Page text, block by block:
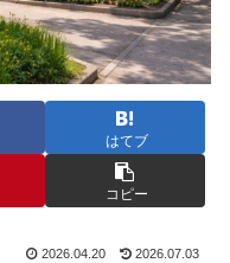
はてブ
コピー
2026.04.20 2026.07.03